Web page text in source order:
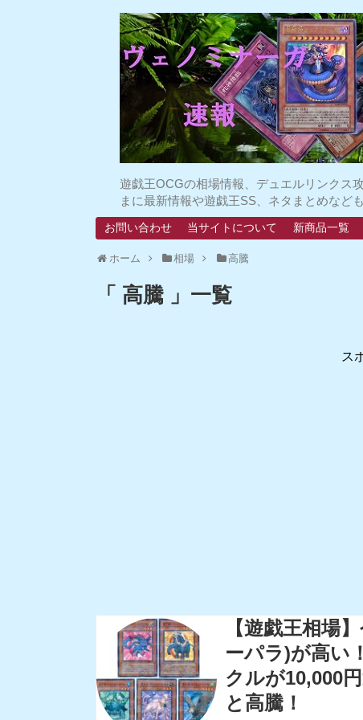
遊戯王OCGの相場情報、デュエルリンクス
まに最新情報や遊戯王SS、ネタまとめなど
お問い合わせ 当サイトについて 新商品一覧
ホーム 相場 高騰
「 高騰 」一覧
ス
【遊戯王相場
ーパラ)が高い
クルが10,000
と高騰！